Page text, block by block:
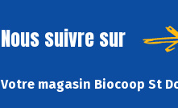
Nous suivre sur
Votre magasin Biocoop St